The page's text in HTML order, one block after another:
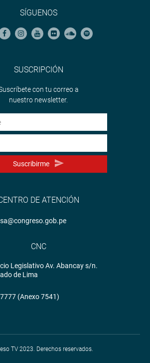
SÍGUENOS
SUSCRIPCIÓN
con tu correo a
nuestro newsletter.
Suscribirme
DE ATENCIÓN
CNC
Legislativo Av. Abancay s/n.
de Lima
(Anexo 7541)
TV 2023. Derechos reservados.